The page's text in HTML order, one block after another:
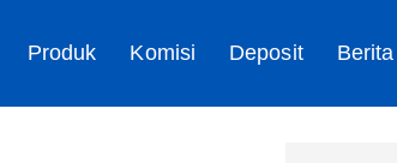
Produk Komisi Deposit